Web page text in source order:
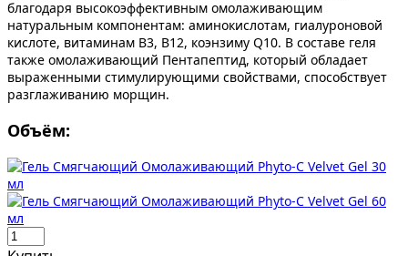
благодаря высокоэффективным омолаживающим
натуральным компонентам: аминокислотам, гиалуроновой
кислоте, витаминам В3, В12, коэнзиму Q10. В составе геля
также омолаживающий Пентапептид, который обладает
выраженными стимулирующими свойствами, способствует
разглаживанию морщин.
Объём: